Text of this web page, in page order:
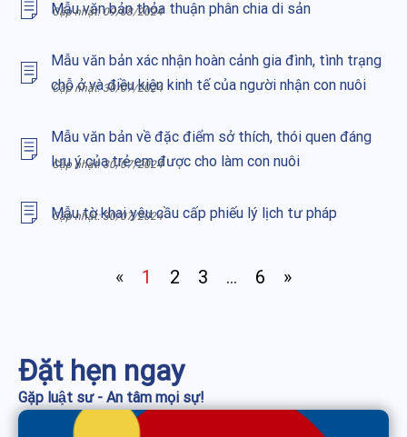
Mẫu văn bản thỏa thuận phân chia di sản
Cập nhật:09/08/2024
Mẫu văn bản xác nhận hoàn cảnh gia đình, tình trạng
chỗ ở và điều kiện kinh tế của người nhận con nuôi
Cập nhật:30/07/2024
Mẫu văn bản về đặc điểm sở thích, thói quen đáng
lưu ý của trẻ em được cho làm con nuôi
Cập nhật:30/07/2024
Mẫu tờ khai yêu cầu cấp phiếu lý lịch tư pháp
Cập nhật:30/07/2024
« 1 2 3 … 6 »
Đặt hẹn ngay
Gặp luật sư - An tâm mọi sự!